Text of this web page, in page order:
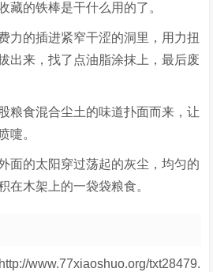
藏的铁棒是干什么用的了。
力的插进紧窄干涩的洞里，用力扭
出来，找了点油脂涂抹上，最后废
粮食混合尘土的味道扑面而来，让
嚏。
面的太阳穿过荡起的灰尘，均匀的
在木架上的一袋袋粮食。
www.77xiaoshuo.org/txt28479.